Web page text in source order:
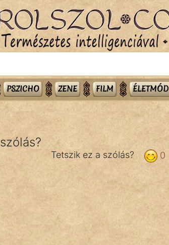
PSZICHO ZENE FILM ÉLETMÓD
szólás?
0
Tetszik ez a szólás?